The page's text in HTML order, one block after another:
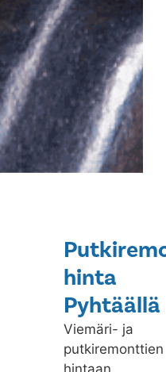
hinta
Pyhtäällä
Viemäri- ja
putkiremonttien